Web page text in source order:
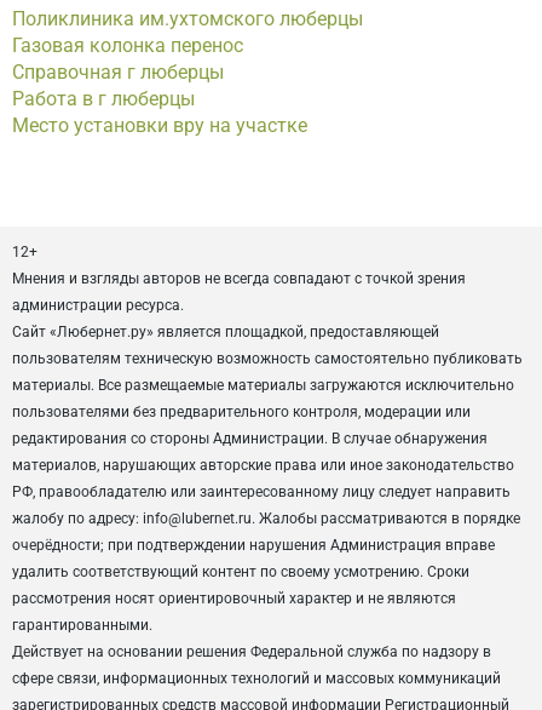
Поликлиника им.ухтомского люберцы
Газовая колонка перенос
Справочная г люберцы
Работа в г люберцы
Место установки вру на участке
12+
Мнения и взгляды авторов не всегда совпадают с точкой зрения
администрации ресурса.
Сайт «Любернет.ру» является площадкой, предоставляющей
пользователям техническую возможность самостоятельно публиковать
материалы. Все размещаемые материалы загружаются исключительно
пользователями без предварительного контроля, модерации или
редактирования со стороны Администрации. В случае обнаружения
материалов, нарушающих авторские права или иное законодательство
РФ, правообладателю или заинтересованному лицу следует направить
жалобу по адресу: info@lubernet.ru. Жалобы рассматриваются в порядке
очерёдности; при подтверждении нарушения Администрация вправе
удалить соответствующий контент по своему усмотрению. Сроки
рассмотрения носят ориентировочный характер и не являются
гарантированными.
Действует на основании решения Федеральной служба по надзору в
сфере связи, информационных технологий и массовых коммуникаций
зарегистрированных средств массовой информации Регистрационный